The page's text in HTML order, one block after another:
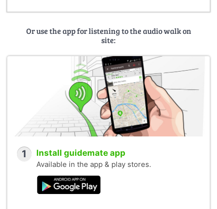
Or use the app for listening to the audio walk on
site:
1 Install guidemate app
Available in the app & play stores.